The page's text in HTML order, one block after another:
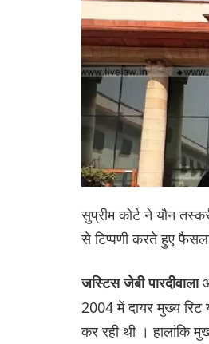
सुप्रीम कोर्ट ने यौन
से टिप्पणी करते हुए
जस्टिस जेबी पारदीवाला
2004 में दायर मुख्य
कर रही थी । हालांकि